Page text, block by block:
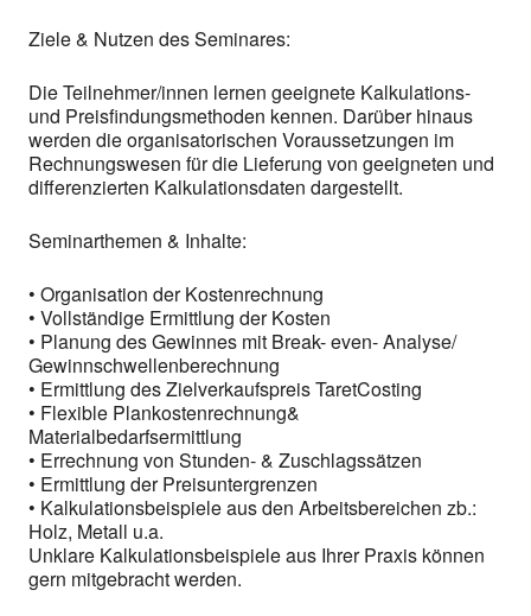
Ziele & Nutzen des Seminares:
Die Teilnehmer/innen lernen geeignete Kalkulations-
und Preisfindungsmethoden kennen. Darüber hinaus
werden die organisatorischen Voraussetzungen im
Rechnungswesen für die Lieferung von geeigneten und
differenzierten Kalkulationsdaten dargestellt.
Seminarthemen & Inhalte:
• Organisation der Kostenrechnung
• Vollständige Ermittlung der Kosten
• Planung des Gewinnes mit Break- even- Analyse/
Gewinnschwellenberechnung
• Ermittlung des Zielverkaufspreis TaretCosting
• Flexible Plankostenrechnung&
Materialbedarfsermittlung
• Errechnung von Stunden- & Zuschlagssätzen
• Ermittlung der Preisuntergrenzen
• Kalkulationsbeispiele aus den Arbeitsbereichen zb.:
Holz, Metall u.a.
Unklare Kalkulationsbeispiele aus Ihrer Praxis können
gern mitgebracht werden.